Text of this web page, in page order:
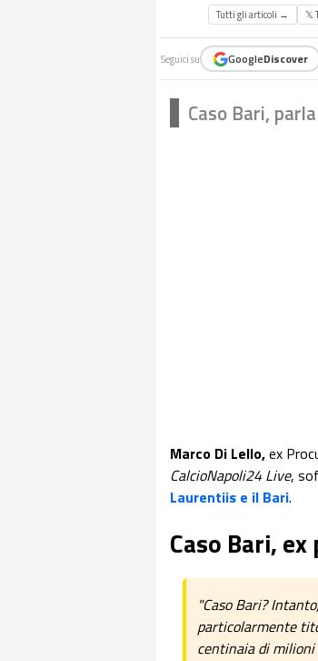
Tutti gli articoli → 𝕏
Seguici su GoogleDiscover
Caso Bari,
Marco Di Lello,ex
CalcioNapoli24 Live,
Laurentiis e il Bari.
Caso Bari,
"Caso Bari?
particolarmente
centinaia di milioni